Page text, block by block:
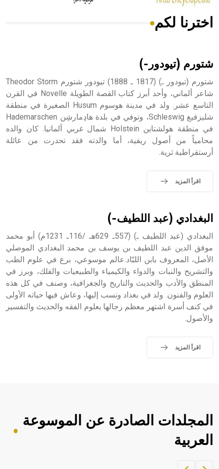
هل تعلم أن الأبسيد كلمة فرنسية اللفظ تم اعتمادها مصطلحاً
- هل تعلم أن أبجر Abgar اسم معروف جيداً يعود إلى عدد من
الملوك الذين حكموا مدينة إديسا (الرها) من أبجر الأول وحتى
التاسع، وهم ينتسبون إلى أسرة أوسروين
اخترنا لكم
شتورم (تيودور-)
شتورم (تيودور ـ) (1817 ـ 1888) تيودور شتورم Theodor Storm
شاعر ألماني، وأحد أبرز كتاب القصة الطويلة Novelle في القرن
التاسع عشر. ولد في مدينة هوسوم Husum الصغيرة في منطقة
شليزفيغ Schleswig، وتوفي في بلدة هادِمارشِن Hademarschen
في منطقة هولشتاين Holstein شمال غربي ألمانيا. كان والده
محامياً من أصول ريفية، أما والدته فقد تحدرت من عائلة
أرستقراطية ثرية.
اقرأ المزيد
البغدادي (عبد اللطيف-)
البغدادي (عبد اللطيف ـ) (557ـ 629هـ /116ـ 1231م) أبو محمد
موفق الدين عبد اللطيف بن يوسف بن محمد البغدادي الموصلي
الأصل، المعروف بابن اللبّاد.عالم موسوعي، برع في علوم الطب
والتشريح والنبات والدواء والكيمياء والطبيعيات والفلك، وبرز في
المنطق والأدب والحديث والتاريخ والجغرافية، وصنف في كل هذه
العلوم والفنون. ولد في بغداد ونسب إليها، وعاش فيها حياته الأولى
في كنف أسرة اشتهر معظم رجالها بعلوم الفقه والحديث والتفسير
والأصول.
اقرأ المزيد
المجلدات الصادرة عن الموسوعة
العربية